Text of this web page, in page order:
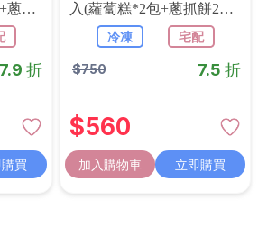
蔥抓
7.9 折
買
入(蘿蔔糕*2包+蔥抓餅2包)
廠商宅配 冷凍免運
冷凍 宅配
$750 7.5 折
$560
加入購物車 立即購買